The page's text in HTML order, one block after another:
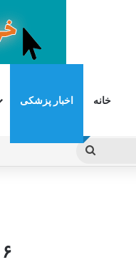
خانه اخبار پزشکی
جستجو
۶ اعتراف دردناک بیماران مصرف کننده قرص های چاقی